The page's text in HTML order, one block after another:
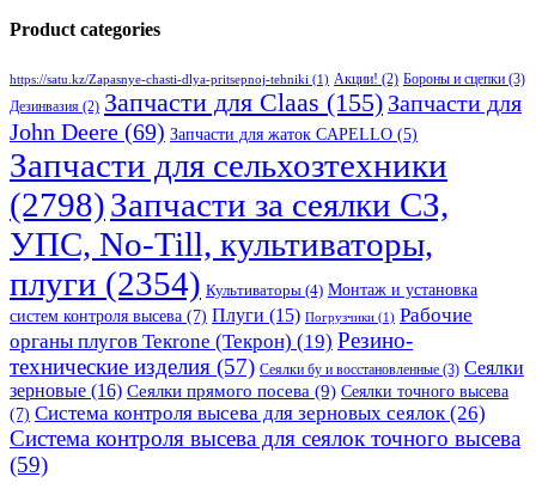
Product categories
https://satu.kz/Zapasnye-chasti-dlya-pritsepnoj-tehniki (1) Акции! (2) Бороны и сцепки (3)
Дезинвазия (2) Запчасти для Claas (155) Запчасти для
John Deere (69) Запчасти для жаток CAPELLO (5)
Запчасти для сельхозтехники
(2798)Запчасти за сеялки СЗ,
УПС, No-Till, культиваторы,
плуги (2354) Культиваторы (4) Монтаж и установка
систем контроля высева (7) Плуги (15) Погрузчики (1) Рабочие
органы плугов Текrоne (Текрон) (19) Резино-
технические изделия (57) Сеялки бу и восстановленные (3) Сеялки
зерновые (16) Сеялки прямого посева (9) Сеялки точного высева
(7) Система контроля высева для зерновых сеялок (26)
Система контроля высева для сеялок точного высева
(59)